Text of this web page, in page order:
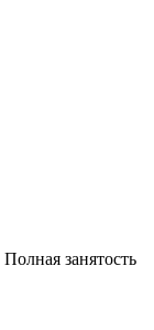
Полная занятость